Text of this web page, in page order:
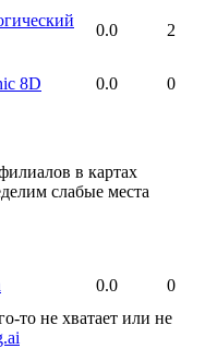
0.0 2
8D 0.0 0
в картах
слабые места
0.0
0
то не хватает или не